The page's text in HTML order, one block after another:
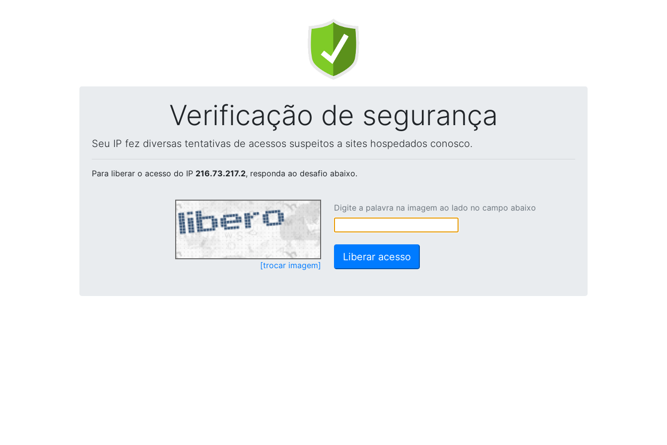
Verificação de segurança
Seu IP fez diversas tentativas de acessos suspeitos a sites hospedados conosco.
Para liberar o acesso do IP 216.73.217.2, responda ao desafio abaixo.
[trocar imagem]
Digite a palavra na imagem ao lado no campo abaixo